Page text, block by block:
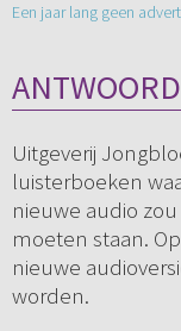
Een jaar lang geen
ANTWOORD
Uitgeverij
luisterboeken
nieuwe audio
moeten staan.
nieuwe
worden.